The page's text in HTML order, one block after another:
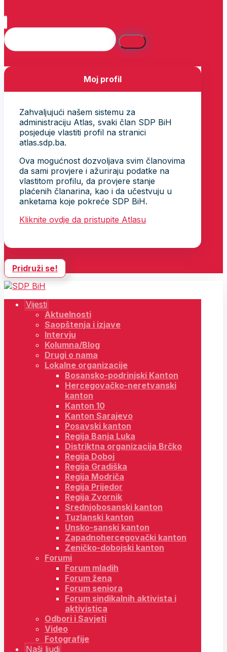
Moj profil
Zahvaljujući našem sistemu za
administraciju Atlas, svaki član SDP BiH
posjeduje vlastiti profil na stranici
atlas.sdp.ba.
Ova mogućnost dozvoljava svim članovima
da sami provjere i ažuriraju podatke na
vlastitom profilu, da provjere stanje
plaćenih članarina, kao i da učestvuju u
anketama koje pokreće SDP BiH.
Kliknite ovdje da pristupite Atlasu
Pridruži se!
Vijesti
Aktuelnosti
Saopštenja i izjave
Intervju
Kolumna/Blog
Drugi o nama
Lokalne organizacije
Bosansko-podrinjski Kanton
Hercegovačko-neretvanski
kanton
Kanton 10
Kanton Sarajevo
Posavski kanton
Regija Banja Luka
Distriktna organizacija Brčko
Regija Doboj
Regija Gradiška
Regija Modriča
Regija Prijedor
Regija Zvornik
Srednjobosanski kanton
Tuzlanski kanton
Unsko-sanski kanton
Zapadnohercegovački kanton
Zeničko-dobojski kanton
Forumi
Forum mladih
Forum žena
Forum seniora
Forum sindikalnih aktivista i
aktivistica
Odbori i Savjeti
Video
Fotografije
Naši ljudi